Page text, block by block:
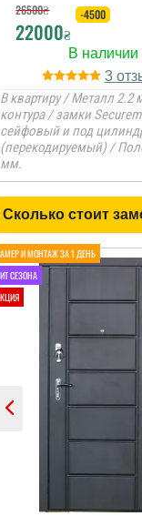
26500₴
22000₴
-4500
3
В квартиру / Металл 2.2
контура / замки
сейфовый и под
(перекодируемый) /
мм.
Сколько стоит